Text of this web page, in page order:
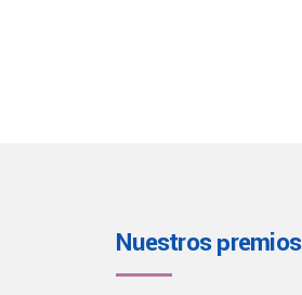
Nuestros premios